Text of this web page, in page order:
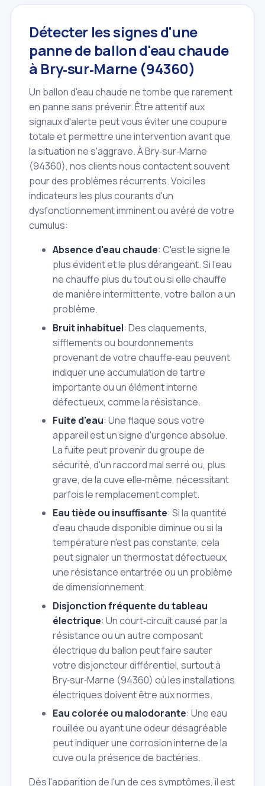
Détecter les signes d'une
panne de ballon d'eau chaude
à Bry‑sur‑Marne (94360)
Un ballon d'eau chaude ne tombe que rarement
en panne sans prévenir. Être attentif aux
signaux d'alerte peut vous éviter une coupure
totale et permettre une intervention avant que
la situation ne s'aggrave. À Bry‑sur‑Marne
(94360), nos clients nous contactent souvent
pour des problèmes récurrents. Voici les
indicateurs les plus courants d'un
dysfonctionnement imminent ou avéré de votre
cumulus:
Absence d'eau chaude: C'est le signe le
plus évident et le plus dérangeant. Si l'eau
ne chauffe plus du tout ou si elle chauffe
de manière intermittente, votre ballon a un
problème.
Bruit inhabituel: Des claquements,
sifflements ou bourdonnements
provenant de votre chauffe‑eau peuvent
indiquer une accumulation de tartre
importante ou un élément interne
défectueux, comme la résistance.
Fuite d'eau: Une flaque sous votre
appareil est un signe d'urgence absolue.
La fuite peut provenir du groupe de
sécurité, d'un raccord mal serré ou, plus
grave, de la cuve elle‑même, nécessitant
parfois le remplacement complet.
Eau tiède ou insuffisante: Si la quantité
d'eau chaude disponible diminue ou si la
température n'est pas constante, cela
peut signaler un thermostat défectueux,
une résistance entartrée ou un problème
de dimensionnement.
Disjonction fréquente du tableau
électrique: Un court‑circuit causé par la
résistance ou un autre composant
électrique du ballon peut faire sauter
votre disjoncteur différentiel, surtout à
Bry‑sur‑Marne (94360) où les installations
électriques doivent être aux normes.
Eau colorée ou malodorante: Une eau
rouillée ou ayant une odeur désagréable
peut indiquer une corrosion interne de la
cuve ou la présence de bactéries.
Dès l'apparition de l'un de ces symptômes, il est